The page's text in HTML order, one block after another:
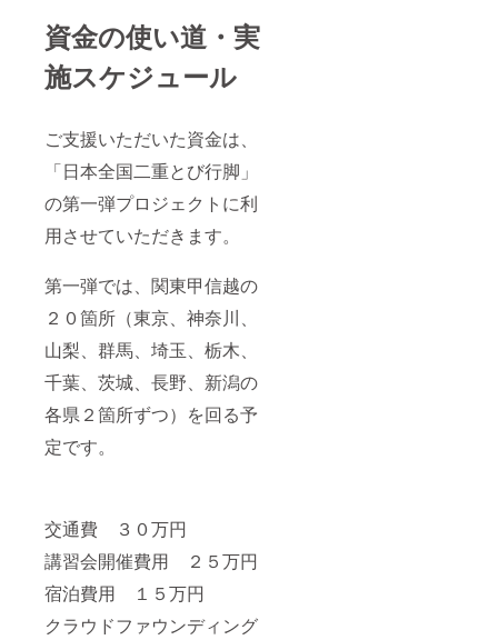
資金の使い道・実
施スケジュール
ご支援いただいた資金は、
「日本全国二重とび行脚」
の第一弾プロジェクトに利
用させていただきます。
第一弾では、関東甲信越の
２０箇所（東京、神奈川、
山梨、群馬、埼玉、栃木、
千葉、茨城、長野、新潟の
各県２箇所ずつ）を回る予
定です。
交通費 ３０万円
講習会開催費用 ２５万円
宿泊費用 １５万円
クラウドファウンディング